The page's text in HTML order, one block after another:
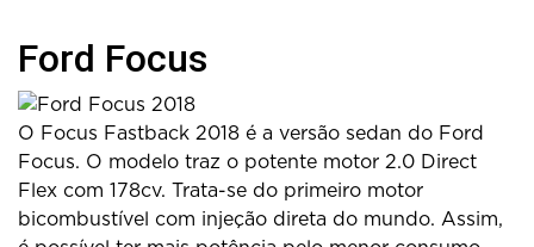
Ford Focus
O Focus Fastback 2018 é a versão sedan do Ford
Focus. O modelo traz o potente motor 2.0 Direct
Flex com 178cv. Trata-se do primeiro motor
bicombustível com injeção direta do mundo. Assim,